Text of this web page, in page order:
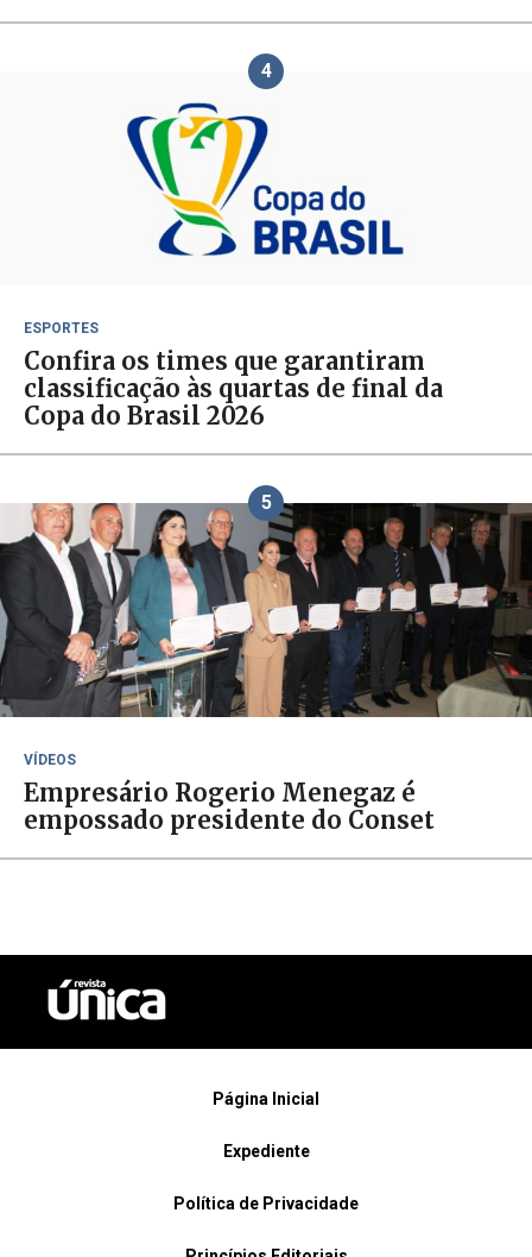
4
ESPORTES
Confira os times que garantiram
classificação às quartas de final da
Copa do Brasil 2026
5
VÍDEOS
Empresário Rogerio Menegaz é
empossado presidente do Conset
Página Inicial
Expediente
Política de Privacidade